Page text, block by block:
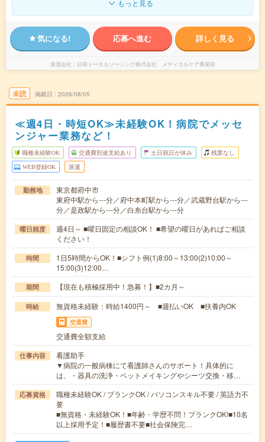
もっと見る
気になる! 応募へ進む 詳しく見る
派遣会社 日研トータルソーシング株式会社 メディカルケア事業部
未読 掲載日 2026/08/05
≪週4日・時短OK≫未経験OK！病院でメッセ
ンジャー業務など！
職種未経験OK 交通費別途支給あり 土日祝日が休み 残業なし
WEB登録OK 派遣
勤務地
東京都府中市
東府中駅から---分／府中本町駅から---分／武蔵野台駅から---
分／是政駅から---分／白糸台駅から---分
曜日頻度
週4日～ ■曜日固定の相談OK！ ■希望の曜日があればご相談
ください！
時間
1日5時間からOK！■シフト例(1)8:00～13:00(2)10:00～
15:00(3)12:00…
期間 【現在も積極採用中！急募！】■2カ月～
時給 無資格未経験：時給1400円～ ■週払いOK ■扶養内OK
交通費
交通費全額支給
仕事内容
看護助手
▼病院の一般病棟にて看護師さんのサポート！具体的に
は、・器具の洗浄・ベットメイキングやシーツ交換・移…
応募資格
職種未経験OK / ブランクOK / パソコンスキル不要 / 英語力不
要
■無資格・未経験OK！■年齢・学歴不問！ブランクOK!■10名
以上採用予定！■履歴書不要■社会保険完…